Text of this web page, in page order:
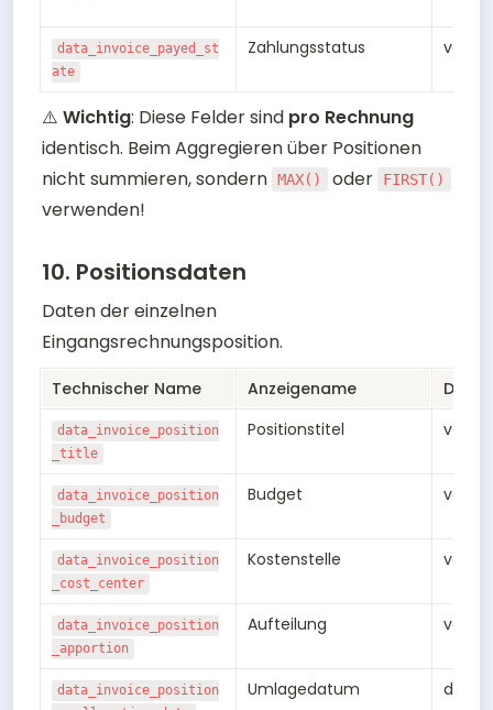
data_invoice_payed_st
ate
Zahlungsstatus
⚠️ Wichtig: Diese Felder sind pro Rechnung
identisch. Beim Aggregieren über Positionen
nicht summieren, sondern MAX() oder FIRST()
verwenden!
10. Positionsdaten
Daten der einzelnen
Eingangsrechnungsposition.
Technischer Name Anzeigename
data_invoice_position
_title
Positionstitel
data_invoice_position
_budget
Budget
data_invoice_position
_cost_center
Kostenstelle
data_invoice_position
_apportion
Aufteilung
data_invoice_position
Umlagedatum date